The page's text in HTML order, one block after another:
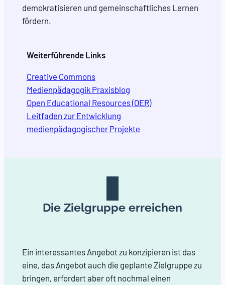
demokratisieren und gemeinschaftliches Lernen
fördern.
Weiterführende Links
Creative Commons
Medienpädagogik Praxisblog
Open Educational Resources (OER)
Leitfaden zur Entwicklung
medienpädagogischer Projekte
Die Zielgruppe erreichen
Ein interessantes Angebot zu konzipieren ist das
eine, das Angebot auch die geplante Zielgruppe zu
bringen, erfordert aber oft nochmal einen